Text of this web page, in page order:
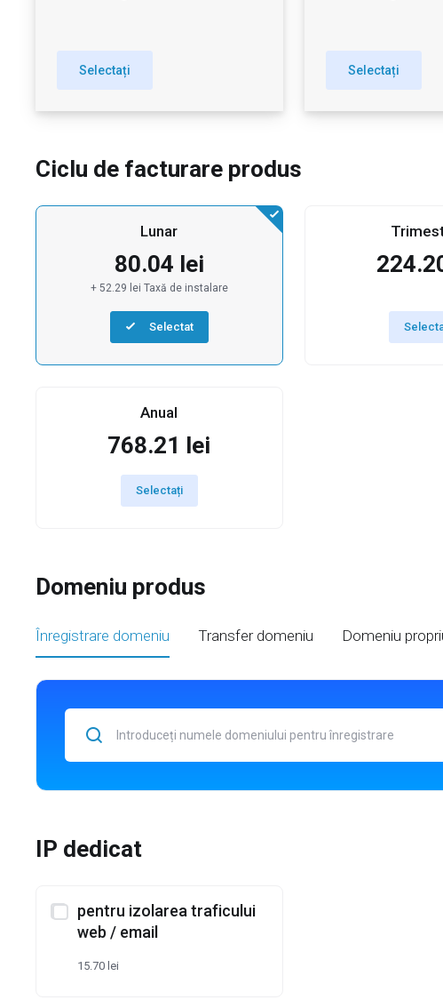
Selectați Selectați
Ciclu de facturare produs
Lunar
80.04 lei
+ 52.29 lei Taxă de instalare
Selectat
Anual
768.21 lei
Selectați
Domeniu produs
Înregistrare domeniu Transfer domeniu Domeniu
IP dedicat
pentru izolarea traficului
web / email
15.70 lei